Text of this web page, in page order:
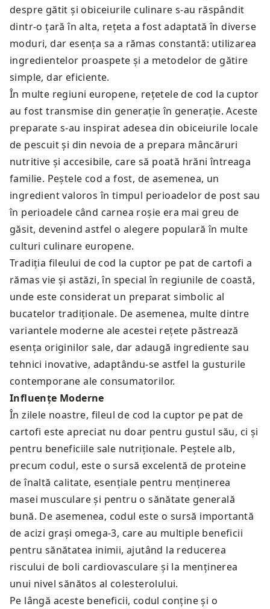
despre gătit și obiceiurile culinare s-au răspândit
dintr-o țară în alta, rețeta a fost adaptată în diverse
moduri, dar esența sa a rămas constantă: utilizarea
ingredientelor proaspete și a metodelor de gătire
simple, dar eficiente.
În multe regiuni europene, rețetele de cod la cuptor
au fost transmise din generație în generație. Aceste
preparate s-au inspirat adesea din obiceiurile locale
de pescuit și din nevoia de a prepara mâncăruri
nutritive și accesibile, care să poată hrăni întreaga
familie. Peștele cod a fost, de asemenea, un
ingredient valoros în timpul perioadelor de post sau
în perioadele când carnea roșie era mai greu de
găsit, devenind astfel o alegere populară în multe
culturi culinare europene.
Tradiția fileului de cod la cuptor pe pat de cartofi a
rămas vie și astăzi, în special în regiunile de coastă,
unde este considerat un preparat simbolic al
bucatelor tradiționale. De asemenea, multe dintre
variantele moderne ale acestei rețete păstrează
esența originilor sale, dar adaugă ingrediente sau
tehnici inovative, adaptându-se astfel la gusturile
contemporane ale consumatorilor.
Influențe Moderne
În zilele noastre, fileul de cod la cuptor pe pat de
cartofi este apreciat nu doar pentru gustul său, ci și
pentru beneficiile sale nutriționale. Peștele alb,
precum codul, este o sursă excelentă de proteine
de înaltă calitate, esențiale pentru menținerea
masei musculare și pentru o sănătate generală
bună. De asemenea, codul este o sursă importantă
de acizi grași omega-3, care au multiple beneficii
pentru sănătatea inimii, ajutând la reducerea
riscului de boli cardiovasculare și la menținerea
unui nivel sănătos al colesterolului.
Pe lângă aceste beneficii, codul conține și o